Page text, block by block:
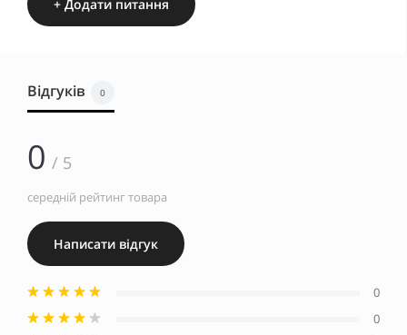
+ Додати питання
Відгуків 0
0 / 5
середній рейтинг товара
Написати відгук
0
0